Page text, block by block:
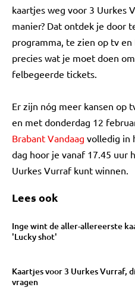
kaartjes weg voor 3 Uurkes
manier? Dat ontdek je door
programma, te zien op tv
precies wat je moet doen
felbegeerde tickets.
Er zijn nóg meer kansen op
en met donderdag 12
Brabant Vandaag volledig in
dag hoor je vanaf 17.45 uur
Uurkes Vurraf kunt winnen.
Lees ook
Inge wint de aller-allereerste
'Lucky shot'
Kaartjes voor 3 Uurkes Vurraf,
vragen